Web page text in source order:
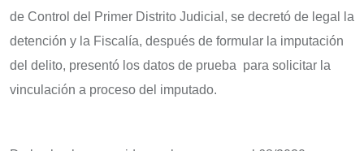
de Control del Primer Distrito Judicial, se decretó de legal la
detención y la Fiscalía, después de formular la imputación
del delito, presentó los datos de prueba para solicitar la
vinculación a proceso del imputado.